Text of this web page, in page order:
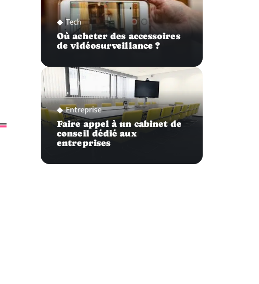
Tech
Où acheter des accessoires
de vidéosurveillance ?
Entreprise
Faire appel à un cabinet de
conseil dédié aux
entreprises